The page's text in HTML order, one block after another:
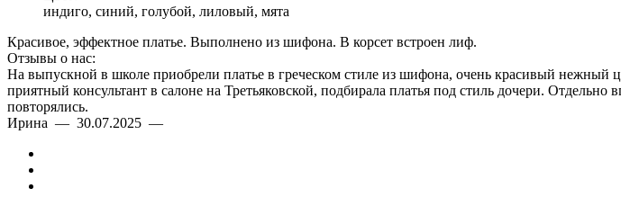
индиго, синий, голубой, лиловый, мята
Красивое, эффектное платье. Выполнено из шифона. В корсет встроен лиф.
Отзывы о нас:
На выпускной в школе приобрели платье в греческом стиле из шифона, очень красивый
приятный консультант в салоне на Третьяковской, подбирала платья под стиль дочери.
повторялись.
Ирина — 30.07.2025 —